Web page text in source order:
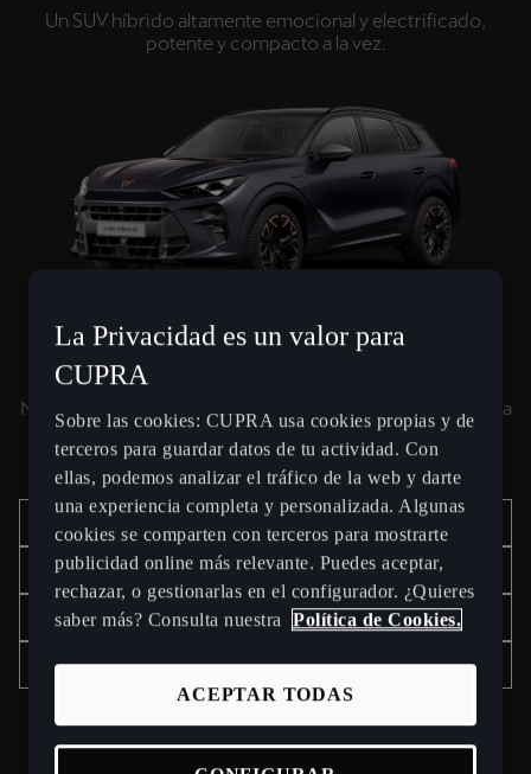
Un SUV híbrido altamente emocional y electrificado,
potente y compacto a la vez.
Nuestro mejor SUV compacto con un impulso de potencia
que va más allá.
Configúralo
Ver oferta
Más información
Unidades en Stock
La Privacidad es un valor para
CUPRA
Sobre las cookies: CUPRA usa cookies propias y de
terceros para guardar datos de tu actividad. Con
ellas, podemos analizar el tráfico de la web y darte
una experiencia completa y personalizada. Algunas
cookies se comparten con terceros para mostrarte
publicidad online más relevante. Puedes aceptar,
rechazar, o gestionarlas en el configurador. ¿Quieres
saber más? Consulta nuestra Política de Cookies.
ACEPTAR TODAS